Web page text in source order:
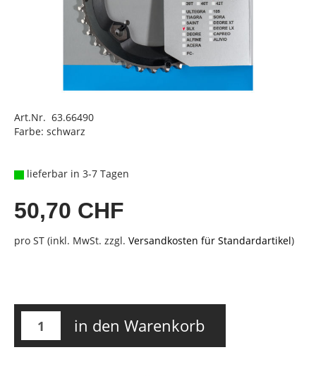
Art.Nr. 63.66490
Farbe: schwarz
lieferbar in 3-7 Tagen
50,70 CHF
pro ST (inkl. MwSt. zzgl. Versandkosten für Standardartikel)
in den Warenkorb